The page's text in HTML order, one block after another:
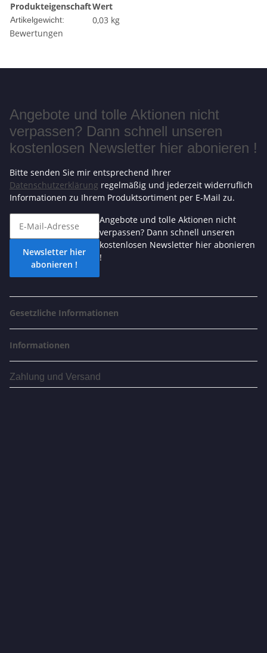
ProdukteigenschaftWert
Artikelgewicht: 0,03 kg
Bewertungen
Angebote und tolle Aktionen nicht
verpassen? Dann schnell unseren
kostenlosen Newsletter hier abonieren !
Bitte senden Sie mir entsprechend Ihrer
Datenschutzerklärung regelmäßig und jederzeit widerruflich
Informationen zu Ihrem Produktsortiment per E-Mail zu.
Newsletter hier
abonieren !
Angebote und tolle Aktionen nicht
verpassen? Dann schnell unseren
kostenlosen Newsletter hier abonieren
!
Gesetzliche Informationen
Informationen
Zahlung und Versand